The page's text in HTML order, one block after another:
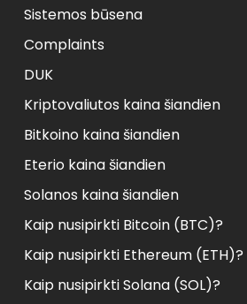
Sistemos būsena
Complaints
DUK
Kriptovaliutos kaina šiandien
Bitkoino kaina šiandien
Eterio kaina šiandien
Solanos kaina šiandien
Kaip nusipirkti Bitcoin (BTC)?
Kaip nusipirkti Ethereum (ETH)?
Kaip nusipirkti Solana (SOL)?